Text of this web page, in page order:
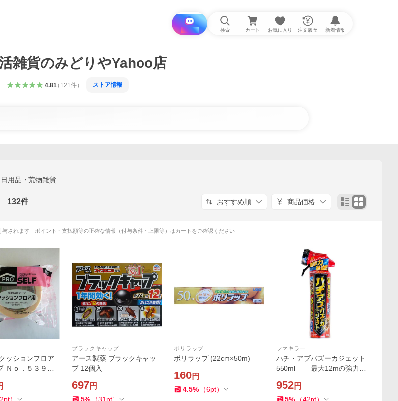
i と探す 検索 カート お気に入り 注文履歴 新着情報
雑貨のみどりやYahoo店
4.81（ 121 件） ストア情報
用品・荒物雑貨
132件 おすすめ順 商品価格
与されます｜ポイント・支払額等の正確な情報（付与条件・上限等）はカートをご確認ください
ッションフロア
９
pt）
ブラックキャップ
アース製薬 ブラックキャッ
プ 12個入
697円
5% （31 pt）
ポリラップ
ポリラップ (22cm×50m)
160円
4.5% （6pt）
フマキラー
ハチ・アブバズーカジェット
550ml 最大12mの強力噴
952円
5% （42pt）